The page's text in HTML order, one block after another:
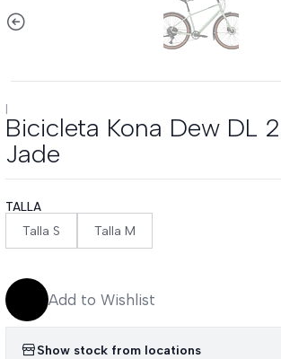
|
Bicicleta Kona Dew DL
Jade
TALLA
Talla S Talla M
Add to Wishlist
Show stock from locations